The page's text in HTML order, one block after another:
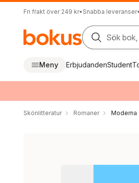
Fri frakt över 249 kr• Snabba leveranser•
Sök bok,
Meny ErbjudandenStudent
Skönlitteratur Romaner Moderna